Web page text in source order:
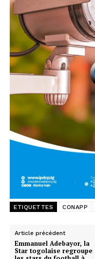
ETIQUETTES CONAPP
Article précédent
Emmanuel Adebayor, la
Star togolaise regroupe